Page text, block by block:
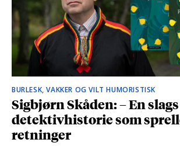
BURLESK, VAKKER OG VILT HUMORISTISK
Sigbjørn Skåden: – En
detektivhistorie som
retninger